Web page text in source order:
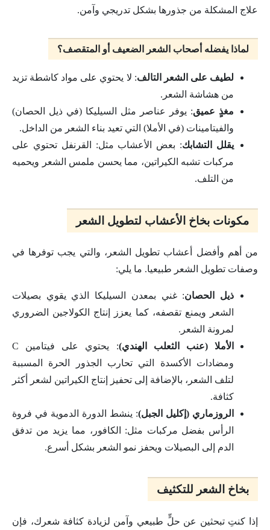
علاج المشكلة من جذورها بشكل تدريجي وآمن.
لماذا يفضله أصحاب الشعر الضعيف أو المتقصف؟
لطيف على الشعر التالف: لا يحتوي على مواد كاشطة تزيد
من هشاشة الشعر.
مغذٍ عميق: يوفر عناصر مثل السيليكا (في ذيل الحصان)
والفيتامينات (في الأملا) التي تعيد بناء الشعر من الداخل.
يقلل التشابك: بعض الأعشاب مثل: القرنفل تحتوي على
مركبات تشبه الكيراتين، مما يحسن ملمس الشعر ويحميه
من التلف.
مكونات بخاخ الأعشاب لتطويل الشعر
من أهم وأفضل أعشاب تطويل الشعر، والتي يجب توفرها في
وصفات تطويل الشعر طبيعيا. ما يلي:
ذيل الحصان: غني بمعدن السيليكا الذي يقوي بصيلات
الشعر ويمنع تقصفه، كما يعزز إنتاج الكولاجين الضروري
لمرونة الشعر.
الأملا (عنب الثعلب الهندي)
: يحتوي على فيتامين C
ومضادات الأكسدة التي تحارب الجذور الحرة المسببة
لتلف الشعر، بالإضافة إلى تحفيز إنتاج الكيراتين لشعر أكثر
كثافة.
الروزماري (إكليل الجبل): ينشط الدورة الدموية في فروة
الرأس بفضل مركبات مثل: الكافور، مما يزيد من تدفق
الدم إلى البصيلات ويحفز نمو الشعر بشكل أسرع.
بخاخ الشعر للتكثيف
إذا كنتِ تبحثين عن حلٍّ طبيعي وآمن لزيادة كثافة شعرك، فإن